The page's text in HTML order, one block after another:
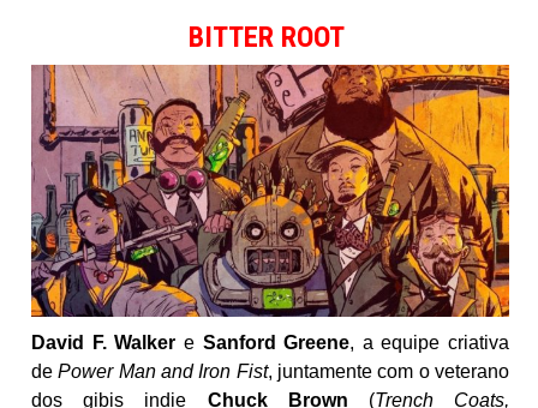
BITTER ROOT
David F. Walker e Sanford Greene, a equipe criativa
dePower Man and Iron Fist, juntamente com o veterano
dos gibis indie Chuck Brown (Trench Coats,